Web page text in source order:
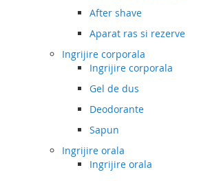
After shave
Aparat ras si rezerve
Ingrijire corporala
Ingrijire corporala
Gel de dus
Deodorante
Sapun
Ingrijire orala
Ingrijire orala